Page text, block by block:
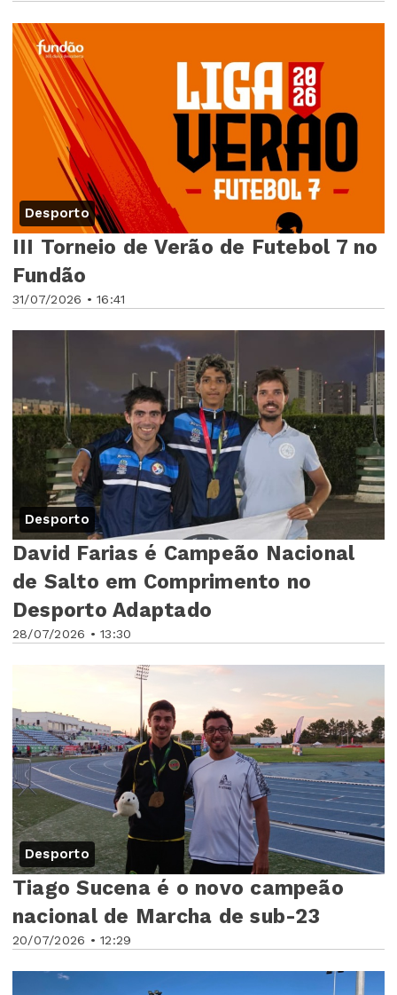
Desporto
31/07/2026 • 16:41
III Torneio de Verão de Futebol 7 no
Fundão
Desporto
28/07/2026 • 13:30
David Farias é Campeão Nacional
de Salto em Comprimento no
Desporto Adaptado
Desporto
20/07/2026 • 12:29
Tiago Sucena é o novo campeão
nacional de Marcha de sub-23